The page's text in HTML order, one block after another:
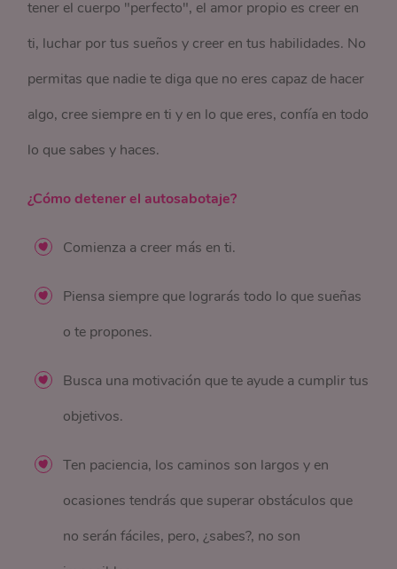
tener el cuerpo "perfecto", el amor propio es creer en
ti, luchar por tus sueños y creer en tus habilidades. No
permitas que nadie te diga que no eres capaz de hacer
algo, cree siempre en ti y en lo que eres, confía en todo
lo que sabes y haces.
¿Cómo detener el autosabotaje?
Comienza a creer más en ti.
Piensa siempre que lograrás todo lo que sueñas
o te propones.
Busca una motivación que te ayude a cumplir tus
objetivos.
Ten paciencia, los caminos son largos y en
ocasiones tendrás que superar obstáculos que
no serán fáciles, pero, ¿sabes?, no son